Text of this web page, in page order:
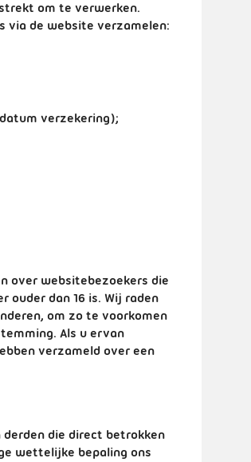
om te verwerken.
via de website verzamelen:
verzekering);
over websitebezoekers die
ouder dan 16 is. Wij raden
om zo te voorkomen
Als u ervan
verzameld over een
die direct betrokken
wettelijke bepaling ons